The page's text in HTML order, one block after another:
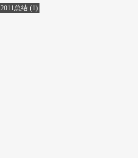
2011总结(1)